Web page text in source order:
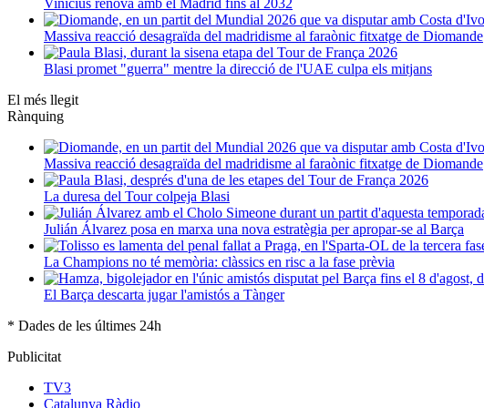
Massiva reacció desagraïda del madridisme al faraònic fitxatge de Diomande
Blasi promet "guerra" mentre la direcció de l'UAE culpa els mitjans
El més llegit
Rànquing
Massiva reacció desagraïda del madridisme al faraònic fitxatge de Diomande
La duresa del Tour colpeja Blasi
Julián Álvarez posa en marxa una nova estratègia per apropar-se al Barça
La Champions no té memòria: clàssics en risc a la fase prèvia
El Barça descarta jugar l'amistós a Tànger
* Dades de les últimes 24h
Publicitat
TV3
Catalunya Ràdio